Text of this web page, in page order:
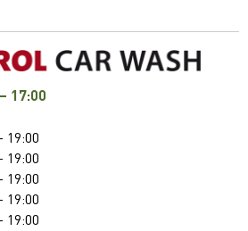
17:00
19:00
19:00
19:00
19:00
19:00